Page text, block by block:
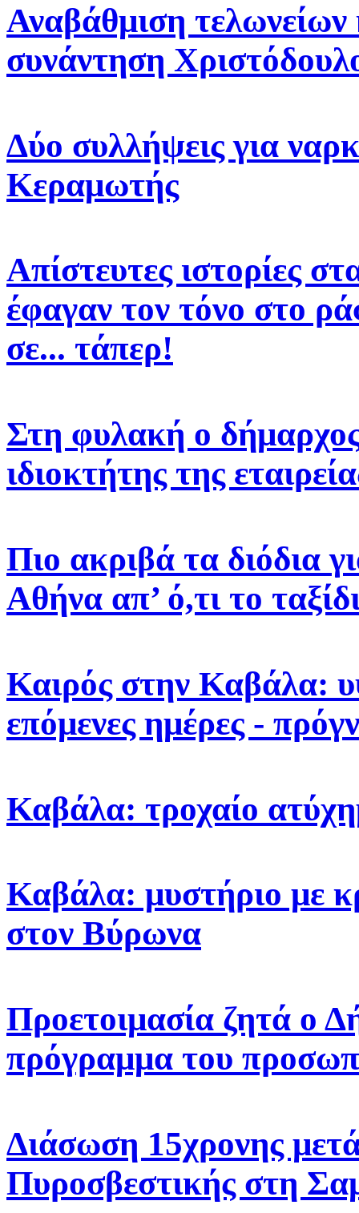
Αναβάθμιση τελωνείων
συνάντηση
Δύο συλλήψεις για
Κεραμωτής
Απίστευτες ιστορίες
έφαγαν τον τόνο στο
σε... τάπερ!
Στη φυλακή ο
ιδιοκτήτης της
Πιο ακριβά τα διόδια
Αθήνα απ’ ό,τι το
Καιρός στην Καβάλα:
επόμενες ημέρες -
Καβάλα: τροχαίο
Καβάλα: μυστήριο με
στον Βύρωνα
Προετοιμασία ζητά ο
πρόγραμμα του
Διάσωση 15χρονης
Πυροσβεστικής στη